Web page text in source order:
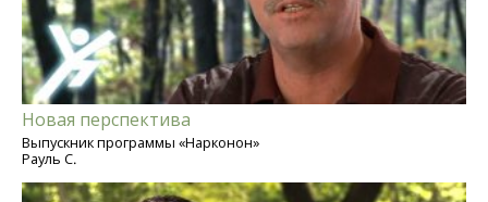
Новая перспектива
Выпускник программы «Нарконон»
Рауль С.